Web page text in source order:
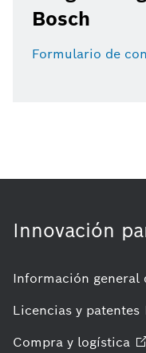
Bosch
Formulario de
Innovación
Información general
Licencias y patentes
Compra y logística